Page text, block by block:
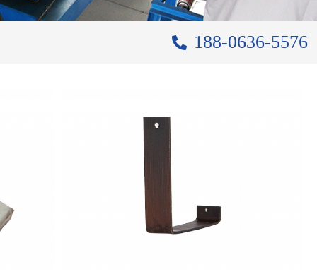
188-0636-5576